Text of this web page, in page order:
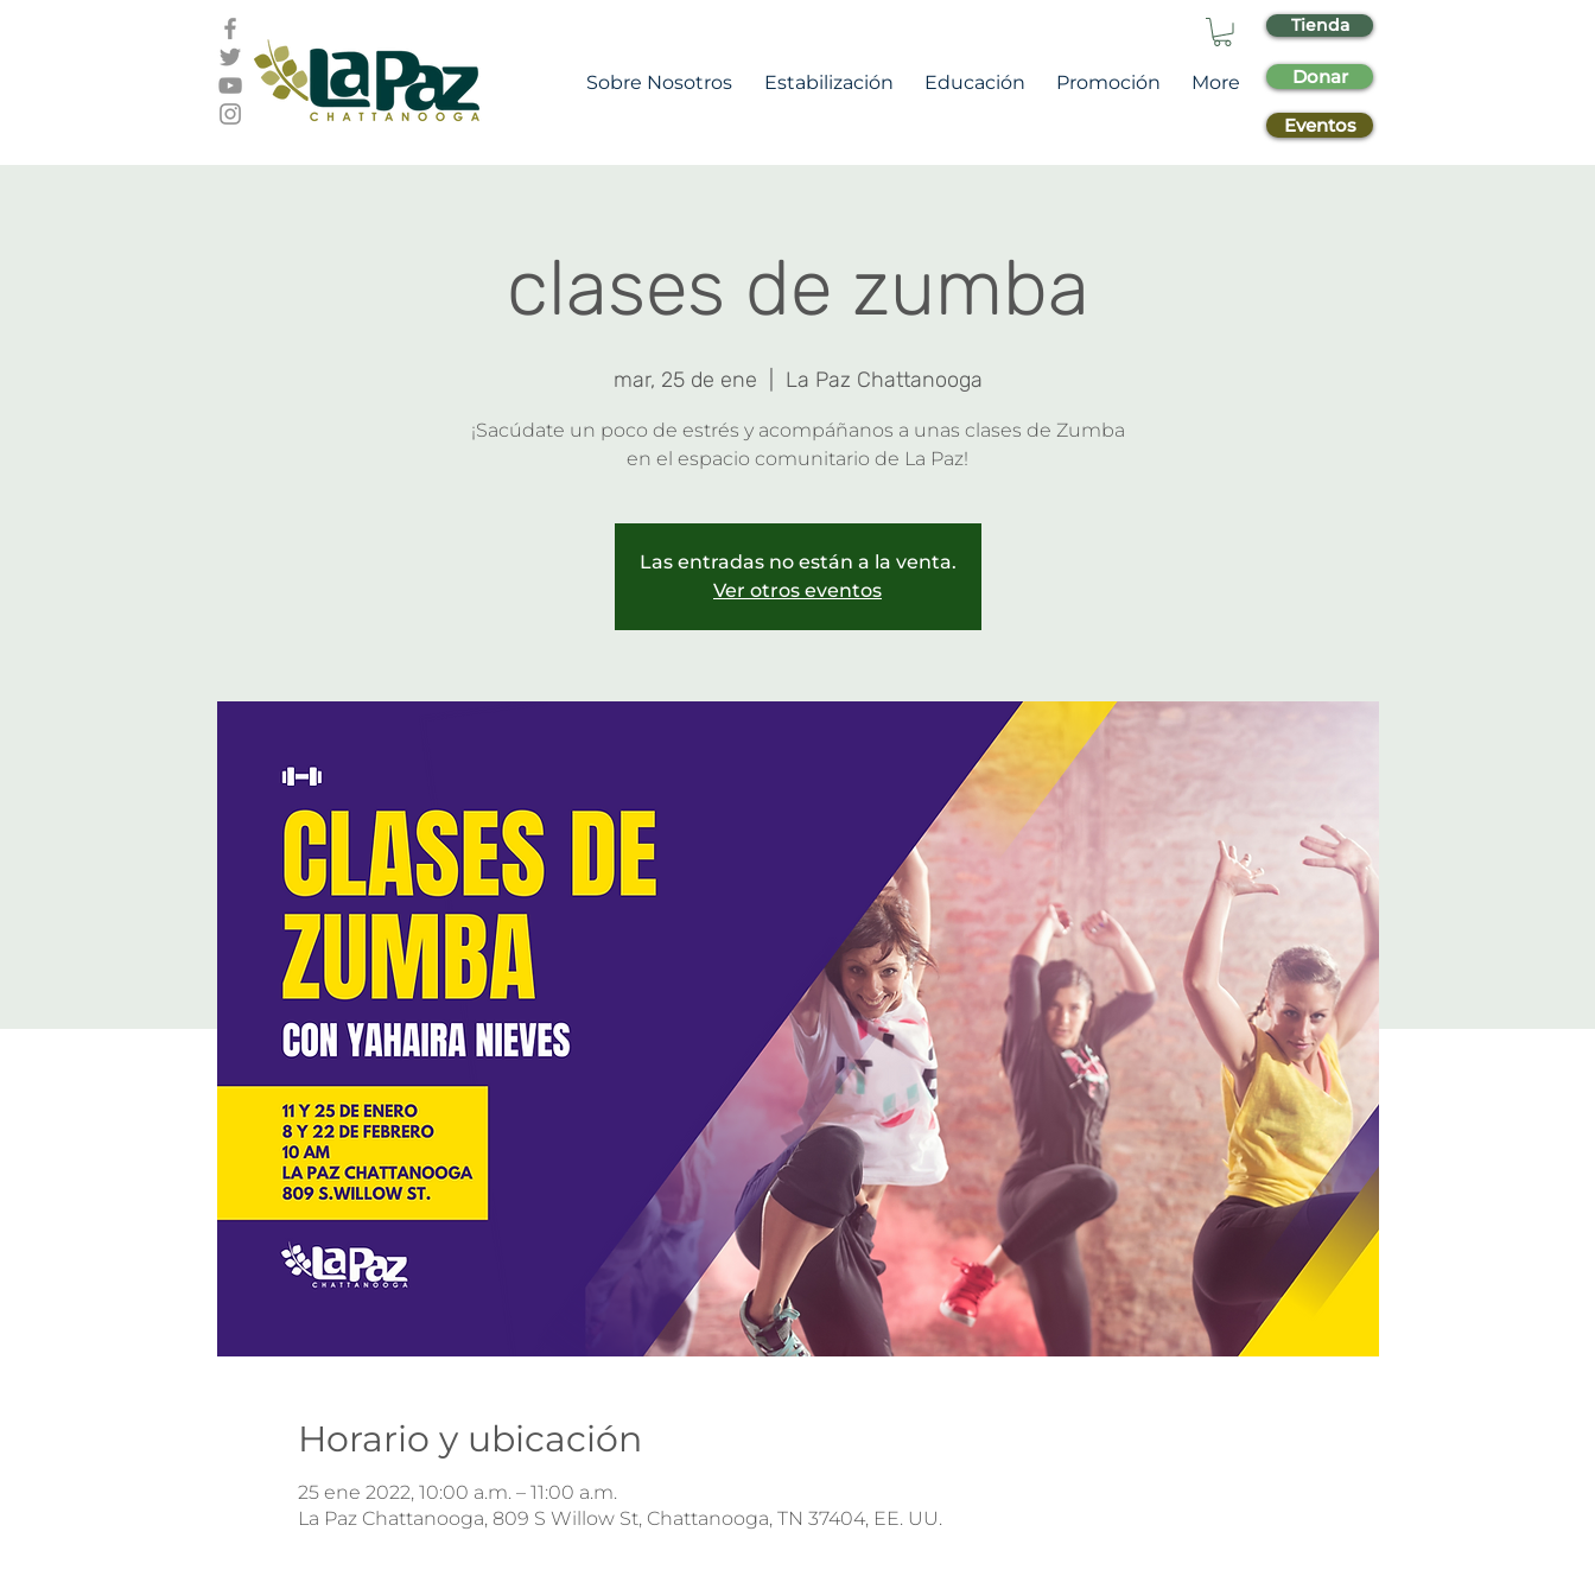
Sobre Nosotros Estabilización Educación Promoción More
Tienda
Donar
Eventos
clases de zumba
mar, 25 de ene La Paz Chattanooga
¡Sacúdate un poco de estrés y acompáñanos a unas clases de Zumba
en el espacio comunitario de La Paz!
Las entradas no están a la venta.
Ver otros eventos
Horario y ubicación
25 ene 2022, 10:00 a.m. – 11:00 a.m.
La Paz Chattanooga, 809 S Willow St, Chattanooga, TN 37404, EE. UU.